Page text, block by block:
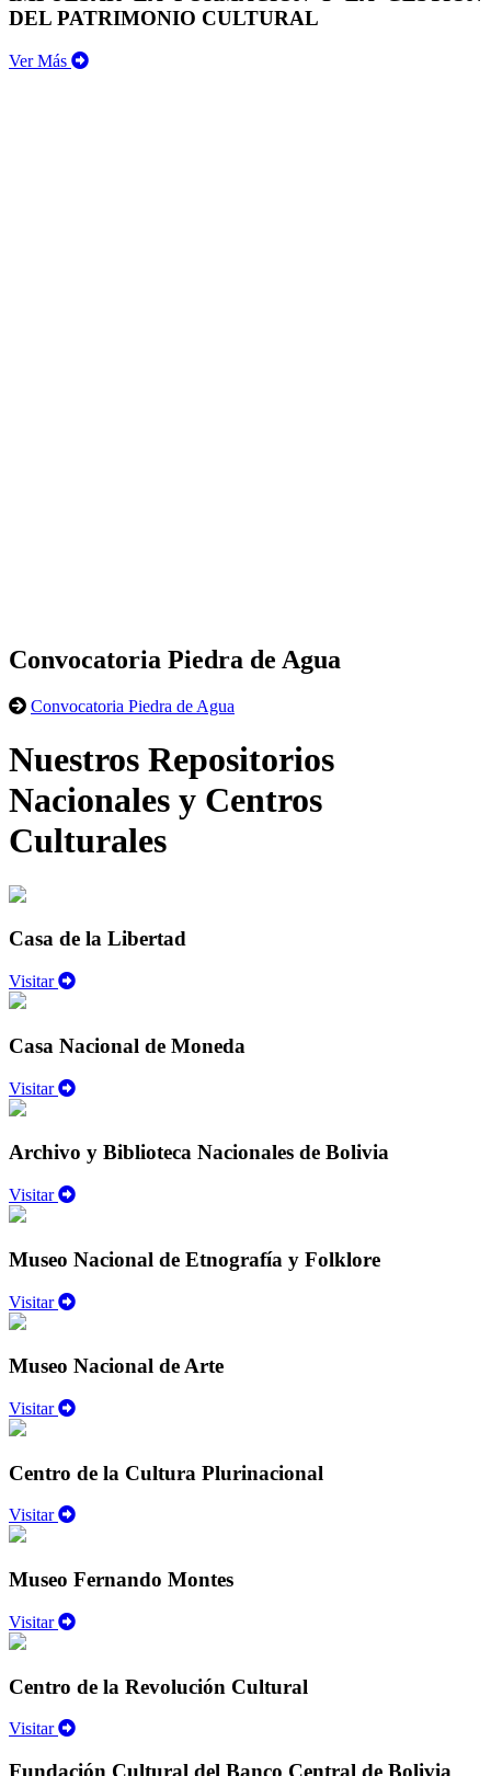
DEL PATRIMONIO CULTURAL
Ver Más
Convocatoria Piedra de Agua
Convocatoria Piedra de Agua
Nuestros Repositorios
Nacionales y Centros
Culturales
Casa de la Libertad
Visitar
Casa Nacional de Moneda
Visitar
Archivo y Biblioteca Nacionales de Bolivia
Visitar
Museo Nacional de Etnografía y Folklore
Visitar
Museo Nacional de Arte
Visitar
Centro de la Cultura Plurinacional
Visitar
Museo Fernando Montes
Visitar
Centro de la Revolución Cultural
Visitar
Fundación Cultural del Banco Central de Bolivia